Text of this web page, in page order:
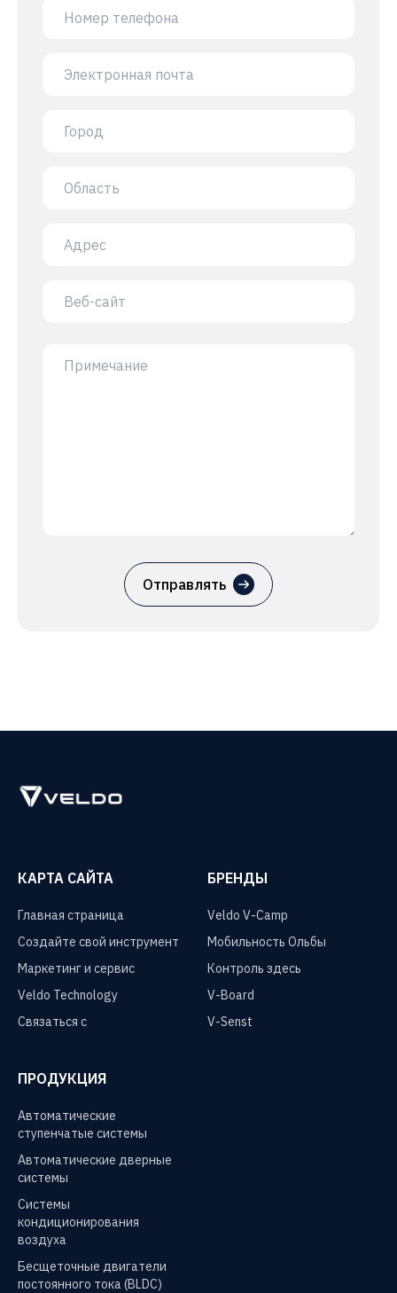
Отправлять
КАРТА САЙТА
Главная страница
Создайте свой инструмент
Маркетинг и сервис
Veldo Technology
Связаться с
БРЕНДЫ
Veldo V-Camp
Мобильность Ольбы
Контроль здесь
V-Board
V-Senst
ПРОДУКЦИЯ
Автоматические
ступенчатые системы
Автоматические дверные
системы
Системы
кондиционирования
воздуха
Бесщеточные двигатели
постоянного тока (BLDC)